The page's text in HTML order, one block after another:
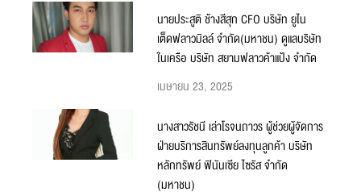
นายประสูติ ช้างสีสุก CFO บริษัท ยูไน
เต็ดฟลาวมิลล์ จำกัด(มหาชน) ดูแลบริษัท
ในเครือ บริษัท สยามฟลาวค้าแป้ง จำกัด
เมษายน 23, 2025
นางสาวรัชนี เล่าโรจนถาวร ผู้ช่วยผู้จัดการ
ฝ่ายบริการสินทรัพย์ลงทุนลูกค้า บริษัท
หลักทรัพย์ ฟินันเซีย ไซรัส จำกัด
(มหาชน)